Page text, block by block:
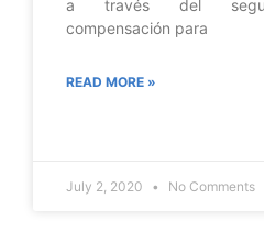
a través del
compensación para
READ MORE »
July 2, 2020 No Comments